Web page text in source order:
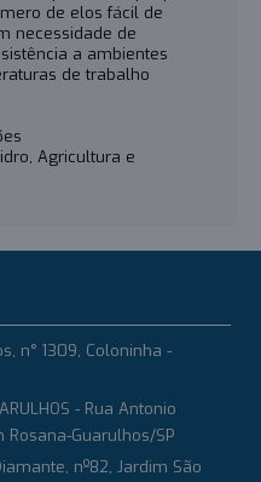
de elos fácil de
necessidade de
a ambientes
de trabalho
Agricultura e
n° 1309, Coloninha -
- Rua Antonio
Rosana-Guarulhos/SP
nº82, Jardim São